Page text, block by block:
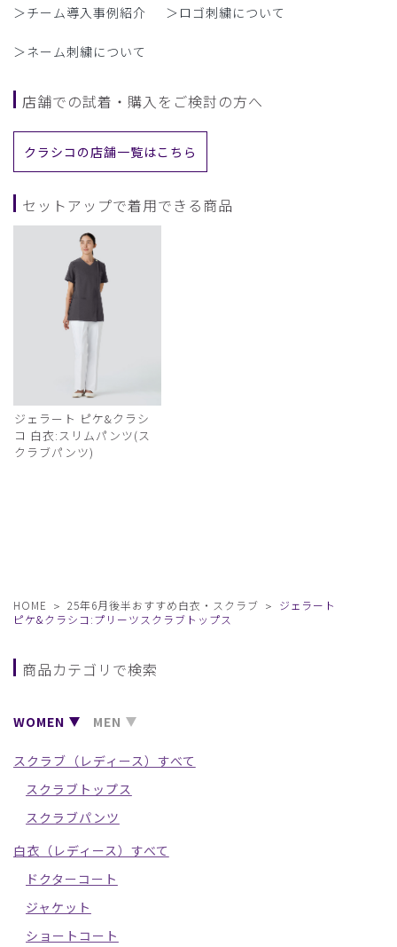
＞チーム導入事例紹介 ＞ロゴ刺繍について
＞ネーム刺繍について
店舗での試着・購入をご検討の方へ
クラシコの店舗一覧はこちら
セットアップで着用できる商品
ジェラート ピケ&クラシ
コ 白衣:スリムパンツ(ス
クラブパンツ)
HOME 25年6月後半おすすめ白衣・スクラブ
ジェラート
ピケ&クラシコ:プリーツスクラブトップス
商品カテゴリで検索
WOMEN MEN
スクラブ（レディース）すべて
スクラブトップス
スクラブパンツ
白衣（レディース）すべて
ドクターコート
ジャケット
ショートコート